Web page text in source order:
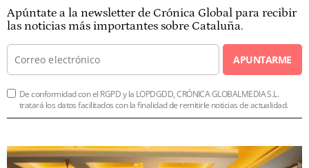
Apúntate a la newsletter de Crónica Global para recibir
las noticias más importantes sobre Cataluña.
APUNTARME
De conformidad con el RGPD y la LOPDGDD, CRÓNICA GLOBALMEDIA S.L.
tratará los datos facilitados con la finalidad de remitirle noticias de actualidad.